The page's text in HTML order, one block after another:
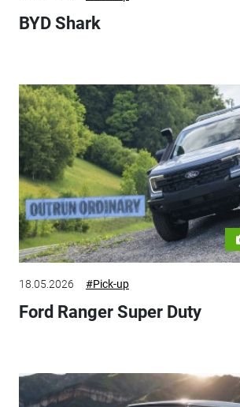
BYD Shark
18.05.2026 #Pick-up
Ford Ranger Super Duty